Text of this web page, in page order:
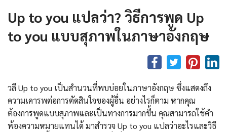
Up to you แปลว่า? วิธีการพูด Up
to you แบบสุภาพในภาษาอังกฤษ
วลี Up to you เป็นสำนวนที่พบบ่อยในภาษาอังกฤษ ซึ่งแสดงถึง
ความเคารพต่อการตัดสินใจของผู้อื่น อย่างไรก็ตาม หากคุณ
ต้องการพูดแบบสุภาพและเป็นทางการมากขึ้น คุณสามารถใช้คำ
พ้องความหมายแทนได้ มาสำรวจ Up to you แปลว่าอะไรและวิธี